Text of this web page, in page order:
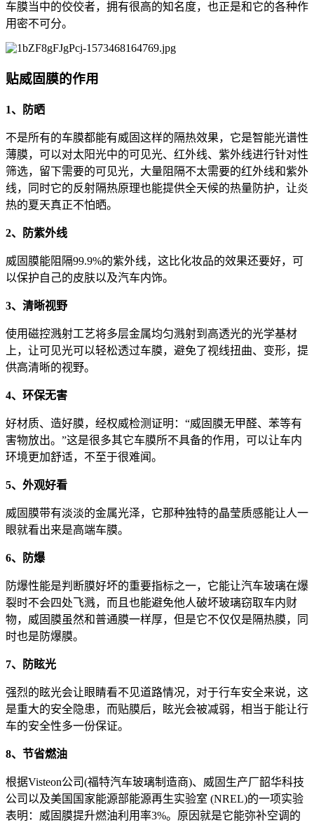
车膜当中的佼佼者，拥有很高的知名度，也正是和它的各种作
用密不可分。
贴威固膜的作用
1、防晒
不是所有的车膜都能有威固这样的隔热效果，它是智能光谱性
薄膜，可以对太阳光中的可见光、红外线、紫外线进行针对性
筛选，留下需要的可见光，大量阻隔不太需要的红外线和紫外
线，同时它的反射隔热原理也能提供全天候的热量防护，让炎
热的夏天真正不怕晒。
2、防紫外线
威固膜能阻隔99.9%的紫外线，这比化妆品的效果还要好，可
以保护自己的皮肤以及汽车内饰。
3、清晰视野
使用磁控溅射工艺将多层金属均匀溅射到高透光的光学基材
上，让可见光可以轻松透过车膜，避免了视线扭曲、变形，提
供高清晰的视野。
4、环保无害
好材质、造好膜，经权威检测证明：“威固膜无甲醛、苯等有
害物放出。”这是很多其它车膜所不具备的作用，可以让车内
环境更加舒适，不至于很难闻。
5、外观好看
威固膜带有淡淡的金属光泽，它那种独特的晶莹质感能让人一
眼就看出来是高端车膜。
6、防爆
防爆性能是判断膜好坏的重要指标之一，它能让汽车玻璃在爆
裂时不会四处飞溅，而且也能避免他人破坏玻璃窃取车内财
物，威固膜虽然和普通膜一样厚，但是它不仅仅是隔热膜，同
时也是防爆膜。
7、防眩光
强烈的眩光会让眼睛看不见道路情况，对于行车安全来说，这
是重大的安全隐患，而贴膜后，眩光会被减弱，相当于能让行
车的安全性多一份保证。
8、节省燃油
根据Visteon公司(福特汽车玻璃制造商)、威固生产厂韶华科技
公司以及美国国家能源部能源再生实验室 (NREL)的一项实验
表明：威固膜提升燃油利用率3%。原因就是它能弥补空调的